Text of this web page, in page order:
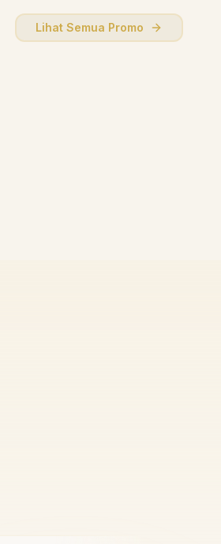
Lihat Semua Promo